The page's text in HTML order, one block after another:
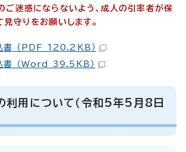
ご迷惑にならないよう、成人の引率者が保
守りをお願いします。
書 （PDF 120.2KB）
書 （Word 39.5KB）
利用について（令和5年5月8日